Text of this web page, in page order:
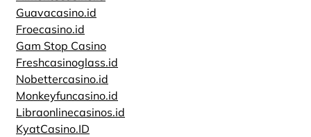
Guavacasino.id
Froecasino.id
Gam Stop Casino
Freshcasinoglass.id
Nobettercasino.id
Monkeyfuncasino.id
Libraonlinecasinos.id
KyatCasino.ID